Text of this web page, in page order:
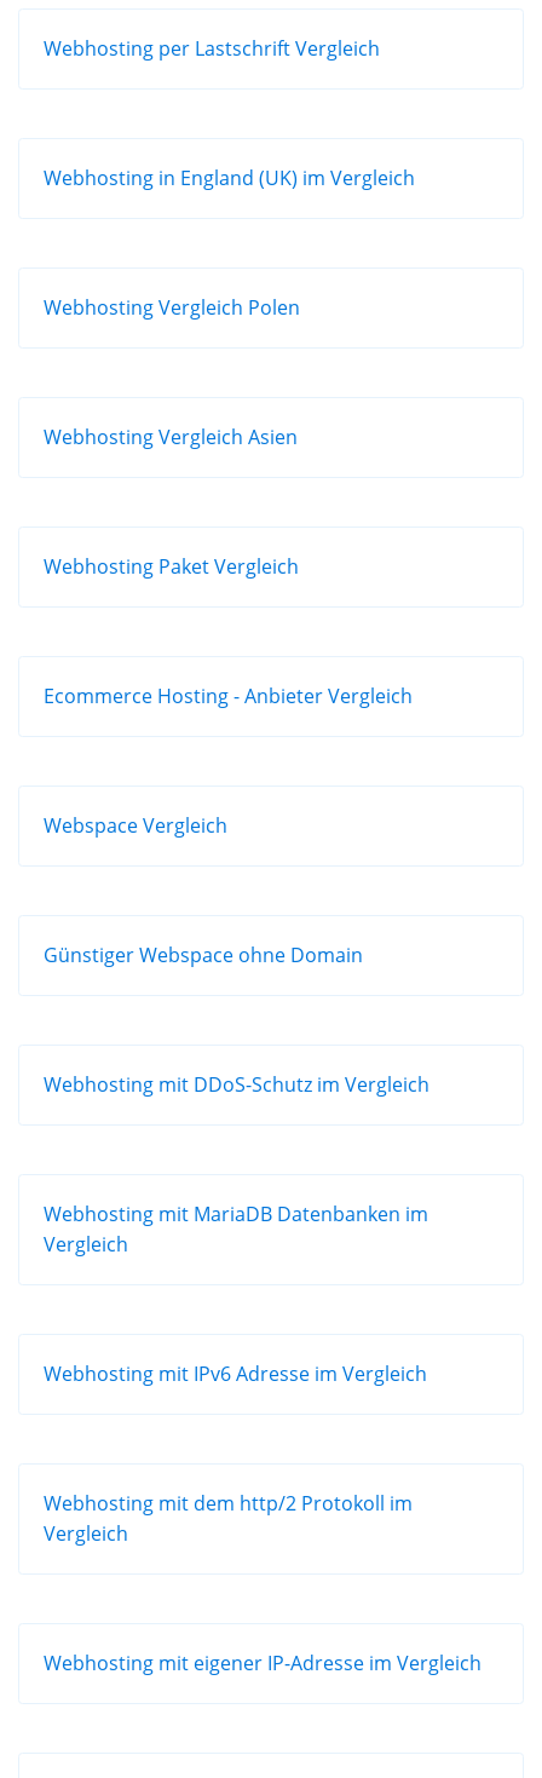
Webhosting per Lastschrift Vergleich
Webhosting in England (UK) im Vergleich
Webhosting Vergleich Polen
Webhosting Vergleich Asien
Webhosting Paket Vergleich
Ecommerce Hosting - Anbieter Vergleich
Webspace Vergleich
Günstiger Webspace ohne Domain
Webhosting mit DDoS-Schutz im Vergleich
Webhosting mit MariaDB Datenbanken im
Vergleich
Webhosting mit IPv6 Adresse im Vergleich
Webhosting mit dem http/2 Protokoll im
Vergleich
Webhosting mit eigener IP-Adresse im Vergleich